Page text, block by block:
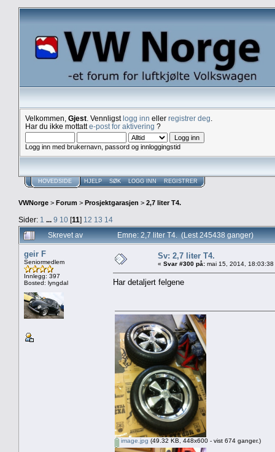
Velkommen, Gjest . Vennligstlogg inn eller registrer deg
Har du ikke mottatte-post for aktivering ?
Logg inn med brukernavn, passord og innloggingstid
HOVEDSIDE HJELP SØK LOGG INN REGISTRER
VWNorge > Forum > Prosjektgarasjen > 2,7 liter T4.
Sider: 1 ... 9 10 [11] 12 13 14
Skrevet av
Emne: 2,7 liter T4. (Lest 245438 ganger)
geir F
Seniormedlem
Innlegg: 397
Bosted: lyngdal
Sv: 2,7 liter T4.
« Svar #300 på: mai 15, 2014, 18:03:38
Har detaljert felgene
image.jpg (49.32 KB, 448x600 - vist 674 ganger.)